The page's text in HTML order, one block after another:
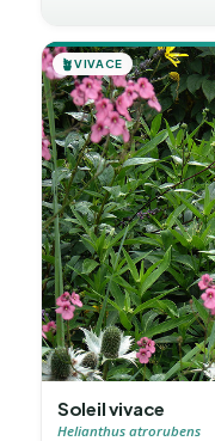
🪴VIVACE
Soleil vivace
Helianthus atrorubens